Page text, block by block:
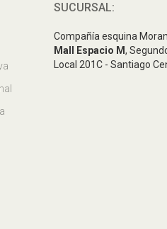
SUCURSAL:
Compañía esquina
Mall Espacio M,
Local 201C - Santiago